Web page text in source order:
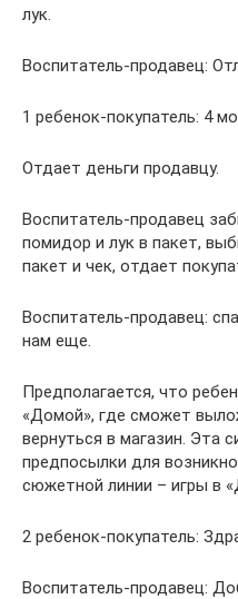
лук.
Воспитатель-продавец:
1 ребенок-покупатель: 4
Отдает деньги продавцу.
Воспитатель-продавец
помидор и лук в пакет,
пакет и чек, отдает
Воспитатель-продавец:
нам еще.
Предполагается, что
«Домой», где сможет
вернуться в магазин. Эта
предпосылки для
сюжетной линии – игры в
2 ребенок-покупатель:
Воспитатель-продавец: